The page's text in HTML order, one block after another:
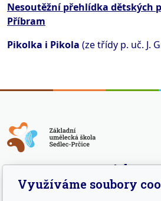
Nesoutěžní přehlídka dětských
Příbram
Pikolka i Pikola (ze třídy p. uč. J.
Adresa
Náměstí 7.
Využíváme soubory